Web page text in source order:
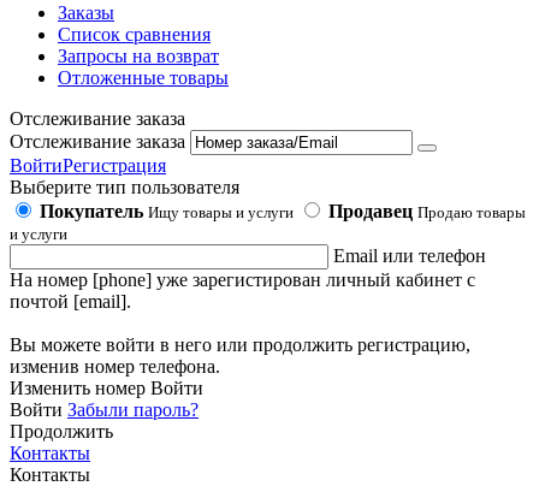
Заказы
Список сравнения
Запросы на возврат
Отложенные товары
Отслеживание заказа
Отслеживание заказа
ВойтиРегистрация
Выберите тип пользователя
Покупатель Ищу товары и услуги Продавец Продаю товары
и услуги
Email или телефон
На номер [phone] уже зарегистирован личный кабинет с
почтой [email].
Вы можете войти в него или продолжить регистрацию,
изменив номер телефона.
Изменить номер Войти
Войти Забыли пароль?
Продолжить
Контакты
Контакты